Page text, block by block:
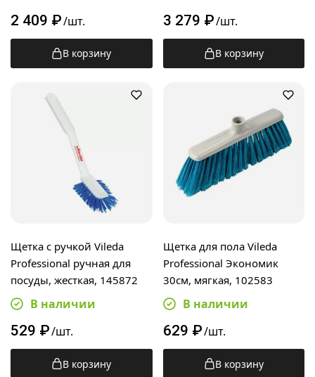
2 409 ₽/шт.
В корзину
3 279 ₽/шт.
В корзину
Щетка с ручкой Vileda
Professional ручная для
посуды, жесткая, 145872
В наличии
529 ₽/шт.
В корзину
Щетка для пола Vileda
Professional Экономик
30см, мягкая, 102583
В наличии
629 ₽/шт.
В корзину